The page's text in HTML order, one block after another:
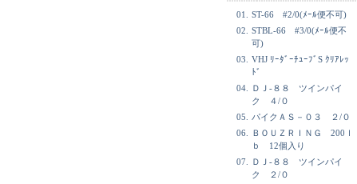
01.
ST-66 #2/0(ﾒｰﾙ便不可)
02.
STBL-66 #3/0(ﾒｰﾙ便不
可)
03.
VHJ ﾘｰﾀﾞｰﾁｭｰﾌﾞS ｸﾘｱﾚｯ
ﾄﾞ
04.
ＤＪ-８８ ツインパイ
ク ４/０
05.
パイクＡＳ－０３ ２/０
06.
ＢＯＵＺＲＩＮＧ 200ｌ
ｂ 12個入り
07.
ＤＪ-８８ ツインパイ
ク ２/０